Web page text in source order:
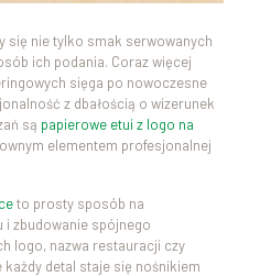
się nie tylko smak serwowanych
ich podania. Coraz więcej
sięga po nowoczesne
z dbałością o wizerunek
są papierowe etui z logo na
elementem profesjonalnej
to prosty sposób na
zbudowanie spójnego
logo, nazwa restauracji czy
detal staje się nośnikiem